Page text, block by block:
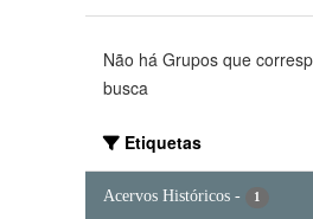
Não há Grupos que
busca
Etiquetas
Acervos Históricos - 1